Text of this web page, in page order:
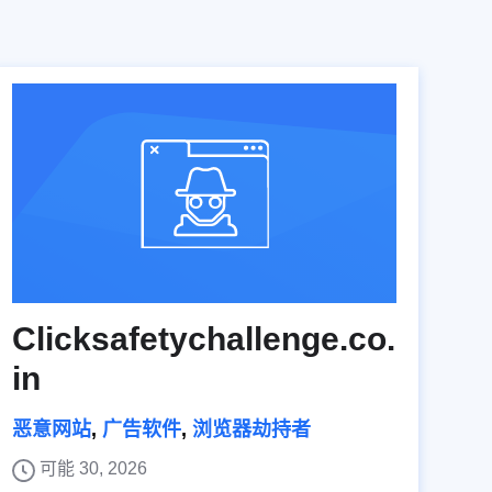
Clicksafetychallenge.co.
in
恶意网站, 广告软件, 浏览器劫持者
可能 30, 2026